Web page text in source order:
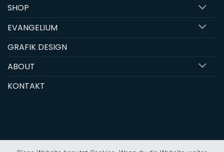
SHOP
EVANGELIUM
GRAFIK DESIGN
ABOUT
KONTAKT